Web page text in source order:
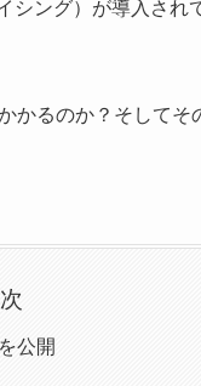
シング）が導入され
かるのか？そして
公開